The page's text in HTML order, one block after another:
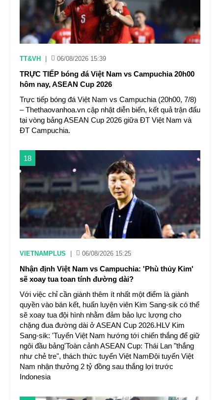
TT&VH 06/08/2026 15:39
TRỰC TIẾP bóng đá Việt Nam vs Campuchia 20h00
hôm nay, ASEAN Cup 2026
Trực tiếp bóng đá Việt Nam vs Campuchia (20h00, 7/8)
– Thethaovanhoa.vn cập nhật diễn biến, kết quả trận đấu
tại vòng bảng ASEAN Cup 2026 giữa ĐT Việt Nam và
ĐT Campuchia.
18
VIETNAMPLUS 06/08/2026 15:25
Nhận định Việt Nam vs Campuchia: 'Phù thủy Kim'
sẽ xoay tua toan tính đường dài?
Với việc chỉ cần giành thêm ít nhất một điểm là giành
quyền vào bán kết, huấn luyện viên Kim Sang-sik có thể
sẽ xoay tua đội hình nhằm đảm bảo lực lượng cho
chặng đua đường dài ở ASEAN Cup 2026.HLV Kim
Sang-sik: 'Tuyển Việt Nam hướng tới chiến thắng để giữ
ngôi đầu bảng'Toàn cảnh ASEAN Cup: Thái Lan "thắng
như chẻ tre", thách thức tuyển Việt NamĐội tuyển Việt
Nam nhận thưởng 2 tỷ đồng sau thắng lợi trước
Indonesia